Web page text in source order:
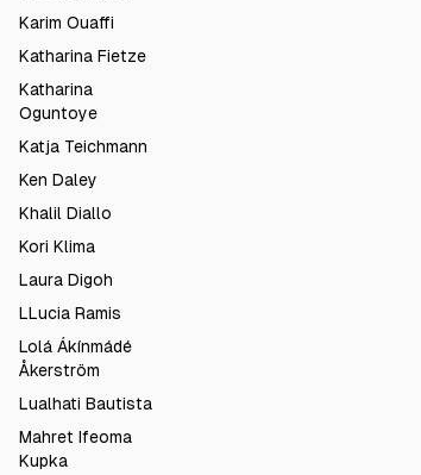
Karim Ouaffi
Katharina Fietze
Katharina
Oguntoye
Katja Teichmann
Ken Daley
Khalil Diallo
Kori Klima
Laura Digoh
LLucia Ramis
Lolá Ákínmádé
Åkerström
Lualhati Bautista
Mahret Ifeoma
Kupka